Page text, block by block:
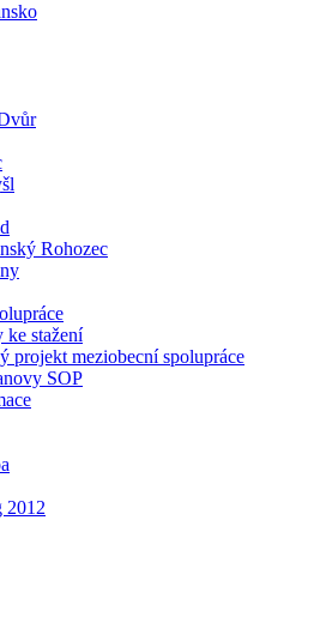
Rohozec
ke stažení
projekt meziobecní spolupráce
SOP
2012